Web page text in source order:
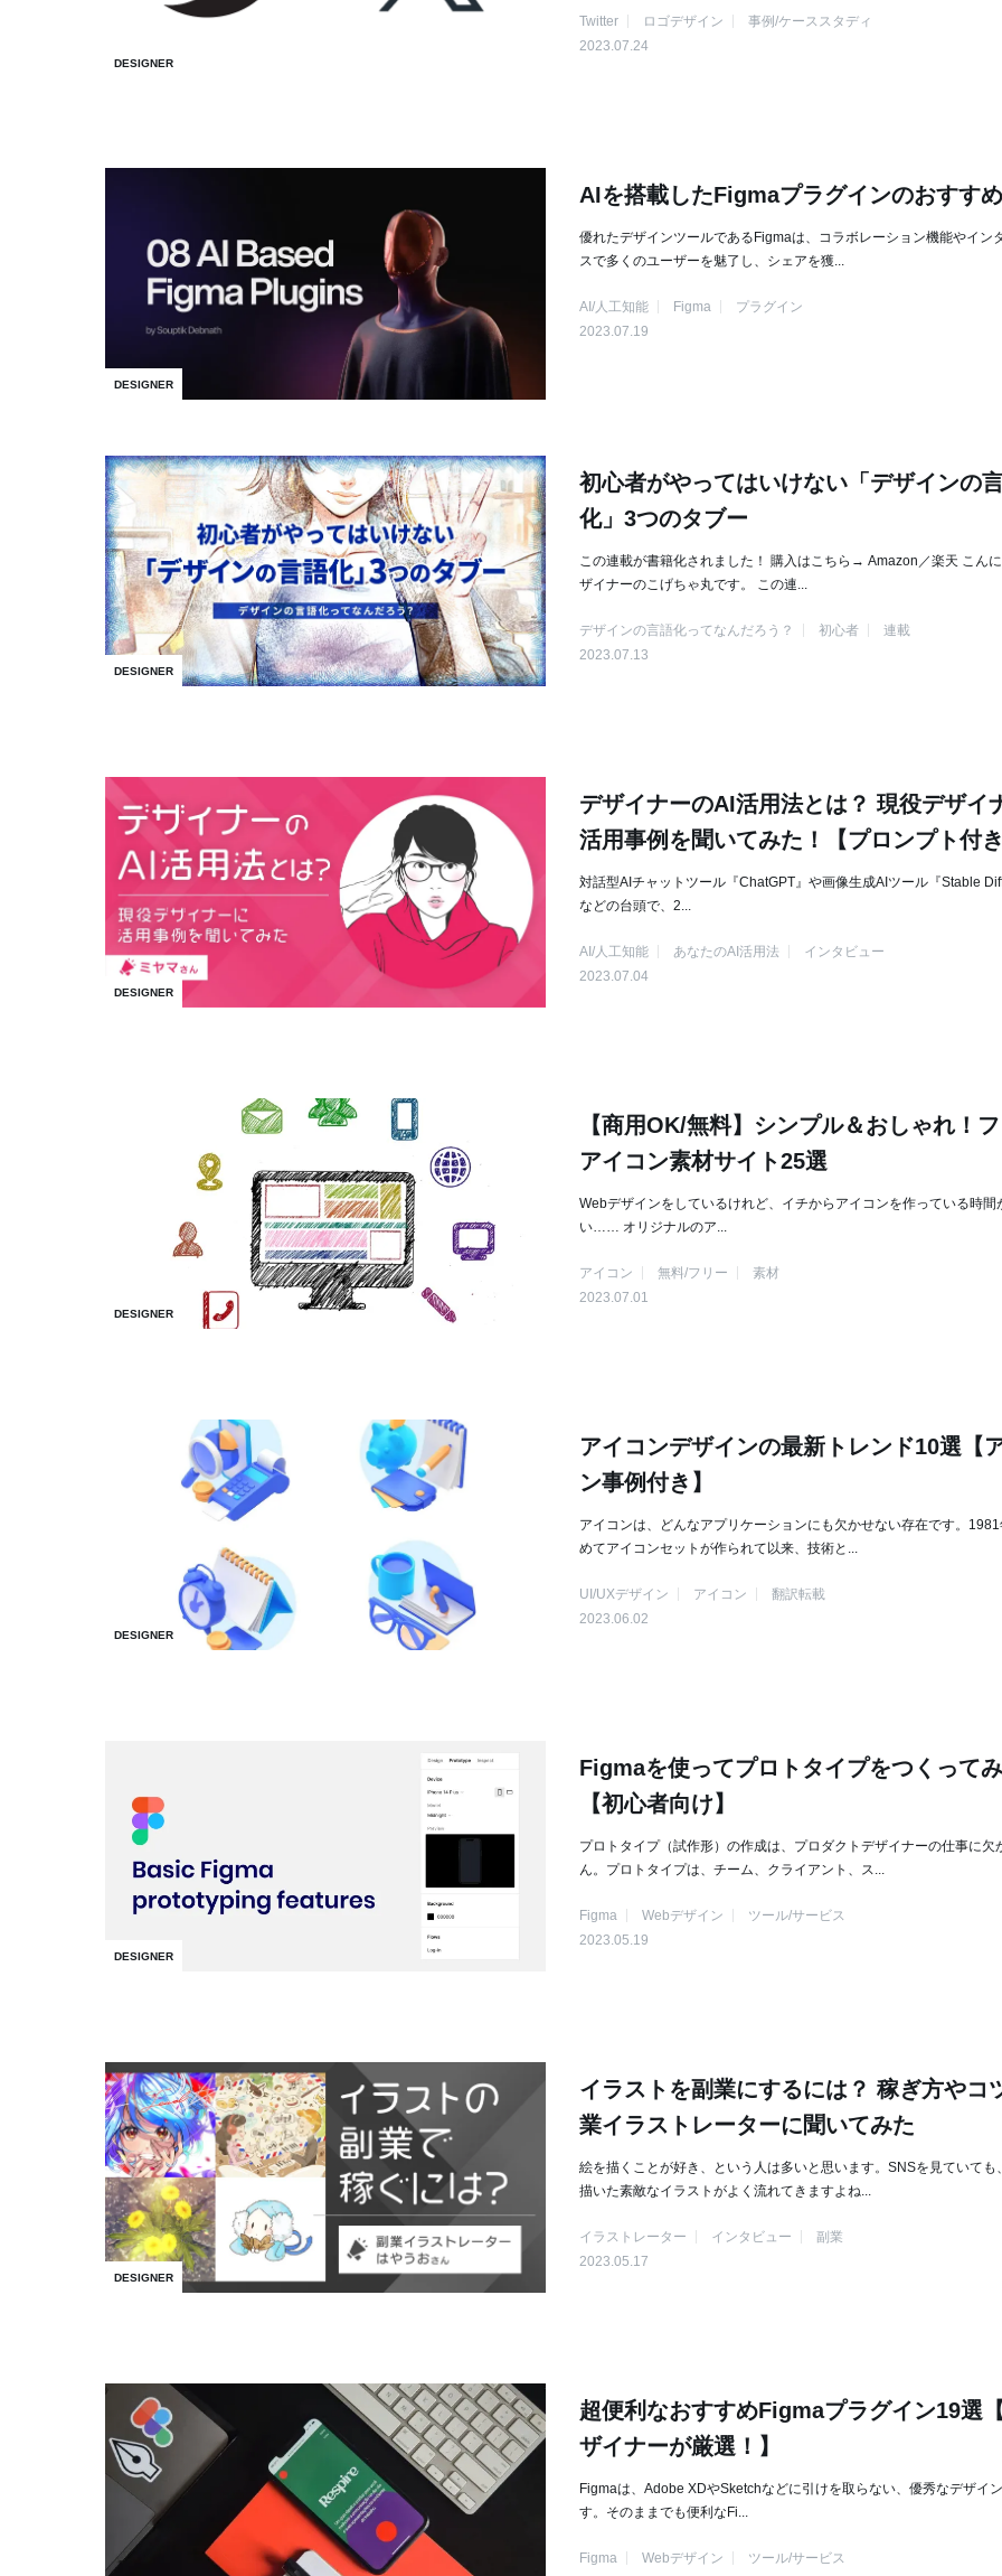
DESIGNER
Twitter ロゴデザイン
事例/ケーススタディ
2023.07.24
DESIGNER
AIを搭載したFigmaプラグインのおすす
優れたデザインツールであるFigmaは、コラボレーション機能やイン
スで多くのユーザーを魅了し、シェアを獲...
AI/人工知能 Figma
プラグイン
2023.07.19
DESIGNER
初心者がやってはいけない「デザインの
化」3つのタブー
この連載が書籍化されました！ 購入はこちら→ Amazon／楽天 こん
ザイナーのこげちゃ丸です。 この連...
デザインの言語化ってなんだろう？ 初心者
連載
2023.07.13
DESIGNER
デザイナーのAI活用法とは？ 現役デザイ
活用事例を聞いてみた！【プロンプト付き
対話型AIチャットツール『ChatGPT』や画像生成AIツール『Stable
などの台頭で、2...
AI/人工知能 あなたのAI活用法
インタビュー
2023.07.04
DESIGNER
【商用OK/無料】シンプル＆おしゃれ！
アイコン素材サイト25選
Webデザインをしているけれど、イチからアイコンを作っている時間
い…… オリジナルのア...
アイコン 無料/フリー
素材
2023.07.01
DESIGNER
アイコンデザインの最新トレンド10選【
ン事例付き】
アイコンは、どんなアプリケーションにも欠かせない存在です。1981
めてアイコンセットが作られて以来、技術と...
UI/UXデザイン アイコン
翻訳転載
2023.06.02
DESIGNER
Figmaを使ってプロトタイプをつくって
【初心者向け】
プロトタイプ（試作形）の作成は、プロダクトデザイナーの仕事に欠
ん。プロトタイプは、チーム、クライアント、ス...
Figma Webデザイン
ツール/サービス
2023.05.19
DESIGNER
イラストを副業にするには？ 稼ぎ方やコ
業イラストレーターに聞いてみた
絵を描くことが好き、という人は多いと思います。SNSを見ていても
描いた素敵なイラストがよく流れてきますよね...
イラストレーター インタビュー
副業
2023.05.17
超便利なおすすめFigmaプラグイン19選
ザイナーが厳選！】
Figmaは、Adobe XDやSketchなどに引けを取らない、優秀なデザイ
す。そのままでも便利なFi...
Figma Webデザイン
ツール/サービス